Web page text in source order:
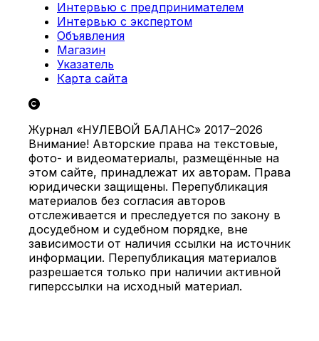
Интервью с предпринимателем
Интервью с экспертом
Объявления
Магазин
Указатель
Карта сайта
Журнал «НУЛЕВОЙ БАЛАНС» 2017–2026
Внимание! Авторские права на текстовые,
фото- и видеоматериалы, размещённые на
этом сайте, принадлежат их авторам. Права
юридически защищены. Перепубликация
материалов без согласия авторов
отслеживается и преследуется по закону в
досудебном и судебном порядке, вне
зависимости от наличия ссылки на источник
информации. Перепубликация материалов
разрешается только при наличии активной
гиперссылки на исходный материал.